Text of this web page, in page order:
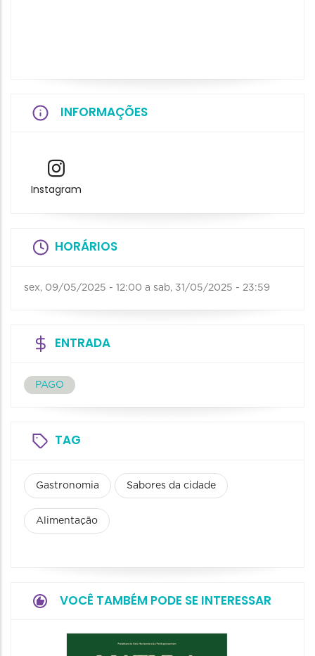
INFORMAÇÕES
Instagram
HORÁRIOS
sex, 09/05/2025 - 12:00 a sab, 31/05/2025 - 23:59
ENTRADA
PAGO
TAG
Gastronomia Sabores da cidade
Alimentação
VOCÊ TAMBÉM PODE SE INTERESSAR